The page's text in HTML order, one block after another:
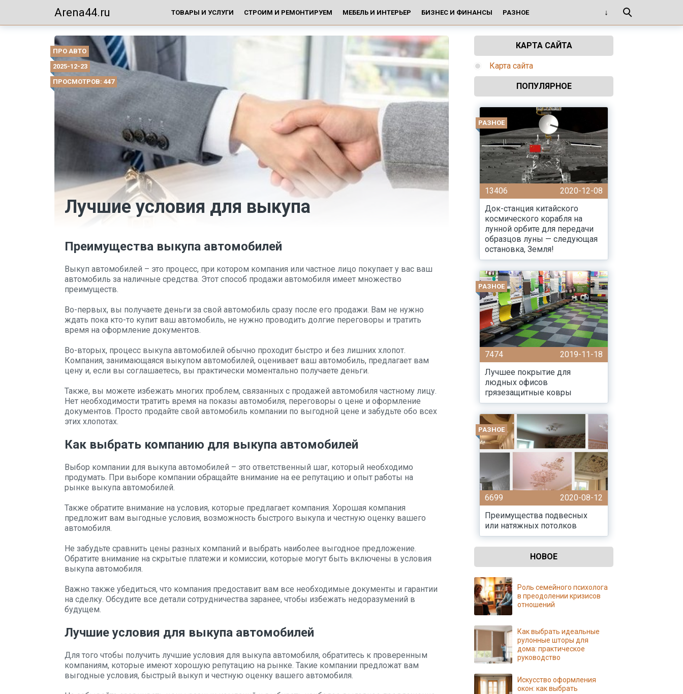
Arena44.ru ТОВАРЫ И УСЛУГИ СТРОИМ И РЕМОНТИРУЕМ МЕБЕЛЬ И ИНТЕРЬЕР БИЗНЕС И ФИНАНСЫ РАЗНОЕ
ПРО АВТО
2025-12-23
ПРОСМОТРОВ: 447
Лучшие условия для выкупа
Преимущества выкупа автомобилей
Выкуп автомобилей – это процесс, при котором компания или частное лицо покупает у вас ваш
автомобиль за наличные средства. Этот способ продажи автомобиля имеет множество
преимуществ.
Во-первых, вы получаете деньги за свой автомобиль сразу после его продажи. Вам не нужно
ждать пока кто-то купит ваш автомобиль, не нужно проводить долгие переговоры и тратить
время на оформление документов.
Во-вторых, процесс выкупа автомобилей обычно проходит быстро и без лишних хлопот.
Компания, занимающаяся выкупом автомобилей, оценивает ваш автомобиль, предлагает вам
цену и, если вы соглашаетесь, вы практически моментально получаете деньги.
Также, вы можете избежать многих проблем, связанных с продажей автомобиля частному лицу.
Нет необходимости тратить время на показы автомобиля, переговоры о цене и оформление
документов. Просто продайте свой автомобиль компании по выгодной цене и забудьте обо всех
этих хлопотах.
Как выбрать компанию для выкупа автомобилей
Выбор компании для выкупа автомобилей – это ответственный шаг, который необходимо
продумать. При выборе компании обращайте внимание на ее репутацию и опыт работы на
рынке выкупа автомобилей.
Также обратите внимание на условия, которые предлагает компания. Хорошая компания
предложит вам выгодные условия, возможность быстрого выкупа и честную оценку вашего
автомобиля.
Не забудьте сравнить цены разных компаний и выбрать наиболее выгодное предложение.
Обратите внимание на скрытые платежи и комиссии, которые могут быть включены в условия
выкупа автомобиля.
Важно также убедиться, что компания предоставит вам все необходимые документы и гарантии
на сделку. Обсудите все детали сотрудничества заранее, чтобы избежать недоразумений в
будущем.
Лучшие условия для выкупа автомобилей
Для того чтобы получить лучшие условия для выкупа автомобиля, обратитесь к проверенным
компаниям, которые имеют хорошую репутацию на рынке. Такие компании предложат вам
выгодные условия, быстрый выкуп и честную оценку вашего автомобиля.
КАРТА САЙТА
Карта сайта
ПОПУЛЯРНОЕ
РАЗНОЕ
13406
2020-12-08
Док-станция китайского
космического корабля на
лунной орбите для передачи
образцов луны — следующая
остановка, Земля!
РАЗНОЕ
7474
2019-11-18
Лучшее покрытие для
людных офисов
грязезащитные ковры
РАЗНОЕ
6699
2020-08-12
Преимущества подвесных
или натяжных потолков
НОВОЕ
Роль семейного психолога
в преодолении кризисов
отношений
Как выбрать идеальные
рулонные шторы для
дома: практическое
руководство
Искусство оформления
окон: как выбрать